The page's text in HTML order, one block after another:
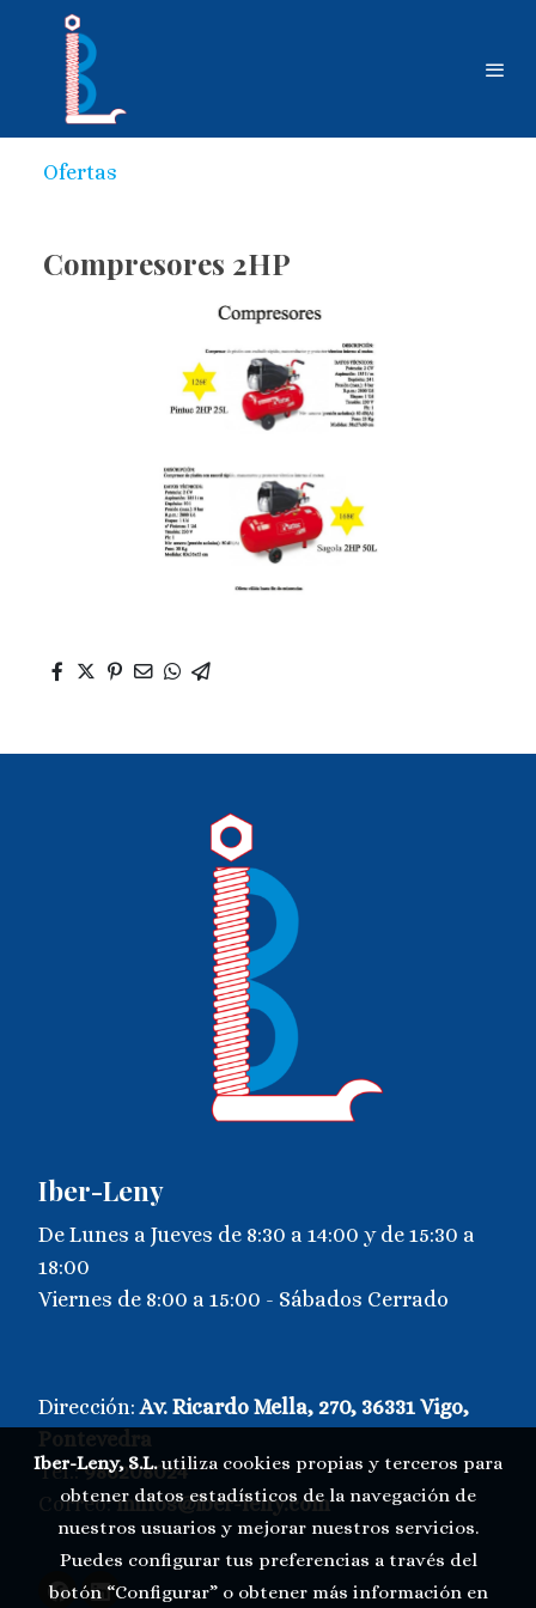
Ofertas
Compresores 2HP
Iber-Leny
De Lunes a Jueves de 8:30 a 14:00 y de 15:30 a
18:00
Viernes de 8:00 a 15:00 - Sábados Cerrado
Dirección: Av. Ricardo Mella, 270, 36331 Vigo,
Pontevedra
Tel.:986208024
Correo:millos@iber-leny.com-
Iber-Leny, S.L.utiliza cookies propias y terceros para
obtener datos estadísticos de la navegación de
nuestros usuarios y mejorar nuestros servicios.
Puedes configurar tus preferencias a través del
botón “Configurar” o obtener más información en